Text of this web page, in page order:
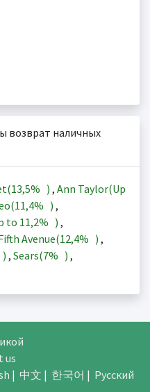
возврат наличных
13,5% ) , Ann Taylor(Up
11,4% ) ,
to 11,2% ) ,
Avenue(12,4% ) ,
) , Sears(7% ) ,
us
| 中文 | 한국어 | Русский